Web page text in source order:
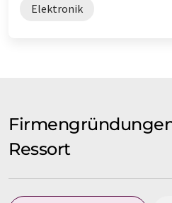
Elektronik
Ressort